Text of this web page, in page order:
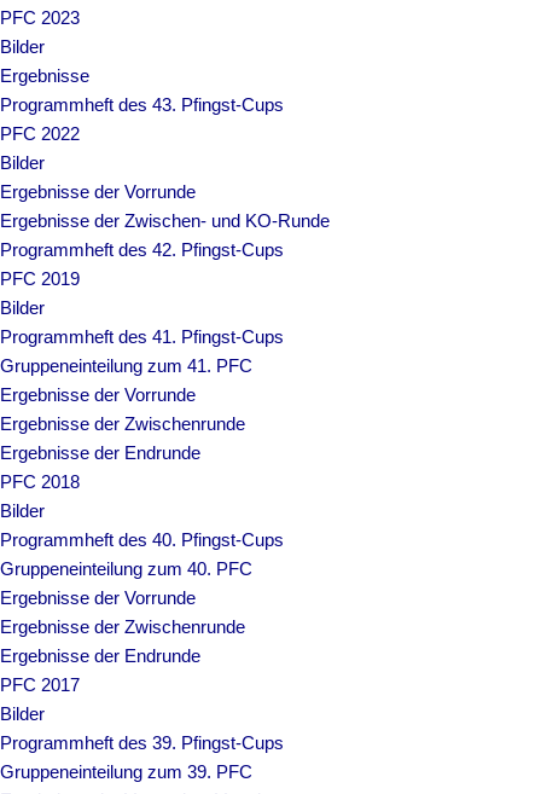
PFC 2023
Bilder
Ergebnisse
Programmheft des 43. Pfingst-Cups
PFC 2022
Bilder
Ergebnisse der Vorrunde
Ergebnisse der Zwischen- und KO-Runde
Programmheft des 42. Pfingst-Cups
PFC 2019
Bilder
Programmheft des 41. Pfingst-Cups
Gruppeneinteilung zum 41. PFC
Ergebnisse der Vorrunde
Ergebnisse der Zwischenrunde
Ergebnisse der Endrunde
PFC 2018
Bilder
Programmheft des 40. Pfingst-Cups
Gruppeneinteilung zum 40. PFC
Ergebnisse der Vorrunde
Ergebnisse der Zwischenrunde
Ergebnisse der Endrunde
PFC 2017
Bilder
Programmheft des 39. Pfingst-Cups
Gruppeneinteilung zum 39. PFC